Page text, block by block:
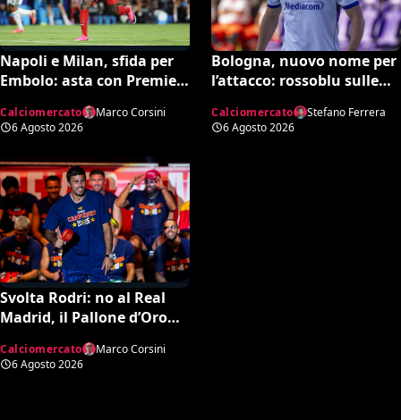
Napoli e Milan, sfida per
Embolo: asta con Premier
Calciomercato
Marco Corsini
6 Agosto 2026
Bologna, nuovo nome per
l’attacco: rossoblu sulle
Calciomercato
Stefano Ferrera
6 Agosto 2026
Svolta Rodri: no al Real
Madrid, il Pallone d’Oro
milioni
Calciomercato
Marco Corsini
6 Agosto 2026